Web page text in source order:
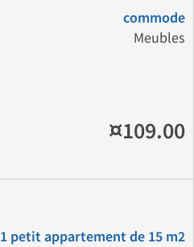
commode
Meubles
¤109.00
1 petit appartement de 15 m2